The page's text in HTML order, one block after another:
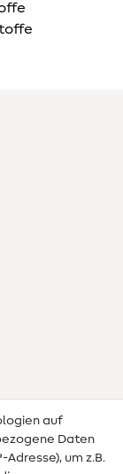
auf
Daten
Adresse), um z.B.